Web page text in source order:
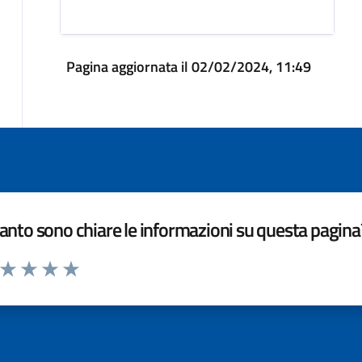
Pagina aggiornata il 02/02/2024, 11:49
sono chiare le informazioni su questa
da 1 a 5 stelle la pagina